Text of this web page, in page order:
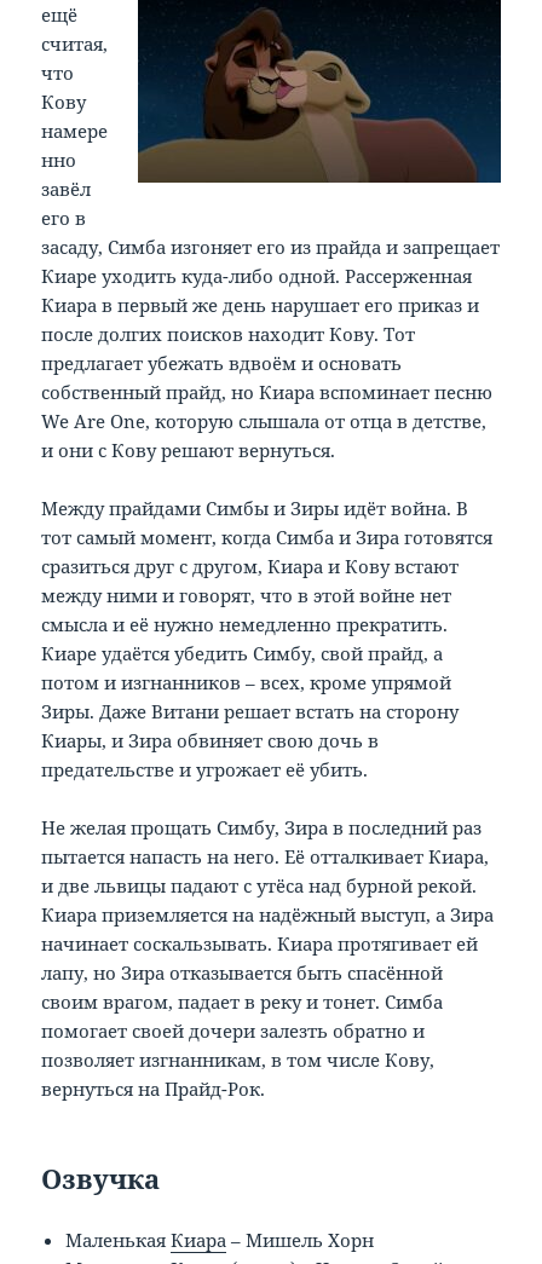
ещё
считая,
что
Кову
намере
нно
завёл
его в
засаду, Симба изгоняет его из прайда и запрещает
Киаре уходить куда-либо одной. Рассерженная
Киара в первый же день нарушает его приказ и
после долгих поисков находит Кову. Тот
предлагает убежать вдвоём и основать
собственный прайд, но Киара вспоминает песню
We Are One, которую слышала от отца в детстве,
и они с Кову решают вернуться.
Между прайдами Симбы и Зиры идёт война. В
тот самый момент, когда Симба и Зира готовятся
сразиться друг с другом, Киара и Кову встают
между ними и говорят, что в этой войне нет
смысла и её нужно немедленно прекратить.
Киаре удаётся убедить Симбу, свой прайд, а
потом и изгнанников – всех, кроме упрямой
Зиры. Даже Витани решает встать на сторону
Киары, и Зира обвиняет свою дочь в
предательстве и угрожает её убить.
Не желая прощать Симбу, Зира в последний раз
пытается напасть на него. Её отталкивает Киара,
и две львицы падают с утёса над бурной рекой.
Киара приземляется на надёжный выступ, а Зира
начинает соскальзывать. Киара протягивает ей
лапу, но Зира отказывается быть спасённой
своим врагом, падает в реку и тонет. Симба
помогает своей дочери залезть обратно и
позволяет изгнанникам, в том числе Кову,
вернуться на Прайд-Рок.
Озвучка
МаленькаяКиара – Мишель Хорн